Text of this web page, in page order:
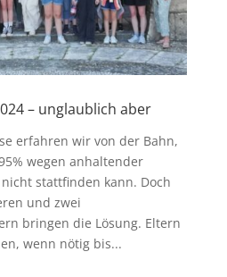
– unglaublich aber
erfahren wir von der Bahn,
wegen anhaltender
stattfinden kann. Doch
und zwei
bringen die Lösung. Eltern
wenn nötig bis...